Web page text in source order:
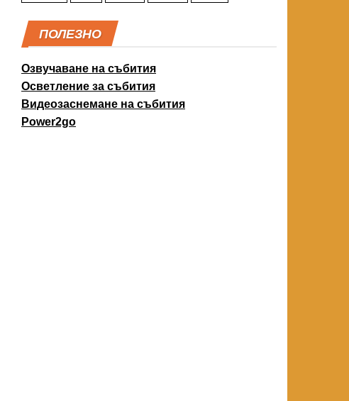
ПОЛЕЗНО
Озвучаване на събития
Осветление за събития
Видеозаснемане на събития
Power2go